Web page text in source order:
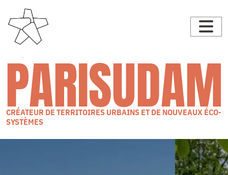
PARISUDAM
CRÉATEUR DE TERRITOIRES URBAINS ET DE NOUVEAUX ÉCO-
SYSTÈMES